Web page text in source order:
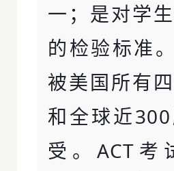
一；是对学
的检验标准
被美国所有
和全球近
受。ACT考